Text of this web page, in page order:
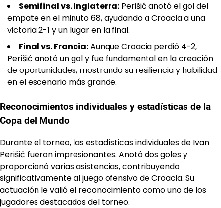
Semifinal vs. Inglaterra: Perišić anotó el gol del
empate en el minuto 68, ayudando a Croacia a una
victoria 2-1 y un lugar en la final.
Final vs. Francia:Aunque Croacia perdió 4-2,
Perišić anotó un gol y fue fundamental en la creación
de oportunidades, mostrando su resiliencia y habilidad
en el escenario más grande.
Reconocimientos individuales y estadísticas de la
Copa del Mundo
Durante el torneo, las estadísticas individuales de Ivan
Perišić fueron impresionantes. Anotó dos goles y
proporcionó varias asistencias, contribuyendo
significativamente al juego ofensivo de Croacia. Su
actuación le valió el reconocimiento como uno de los
jugadores destacados del torneo.